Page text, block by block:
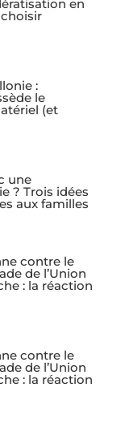
en
:
le
(et
une
? Trois idées
aux familles
contre le
de l’Union
: la réaction
contre le
de l’Union
: la réaction